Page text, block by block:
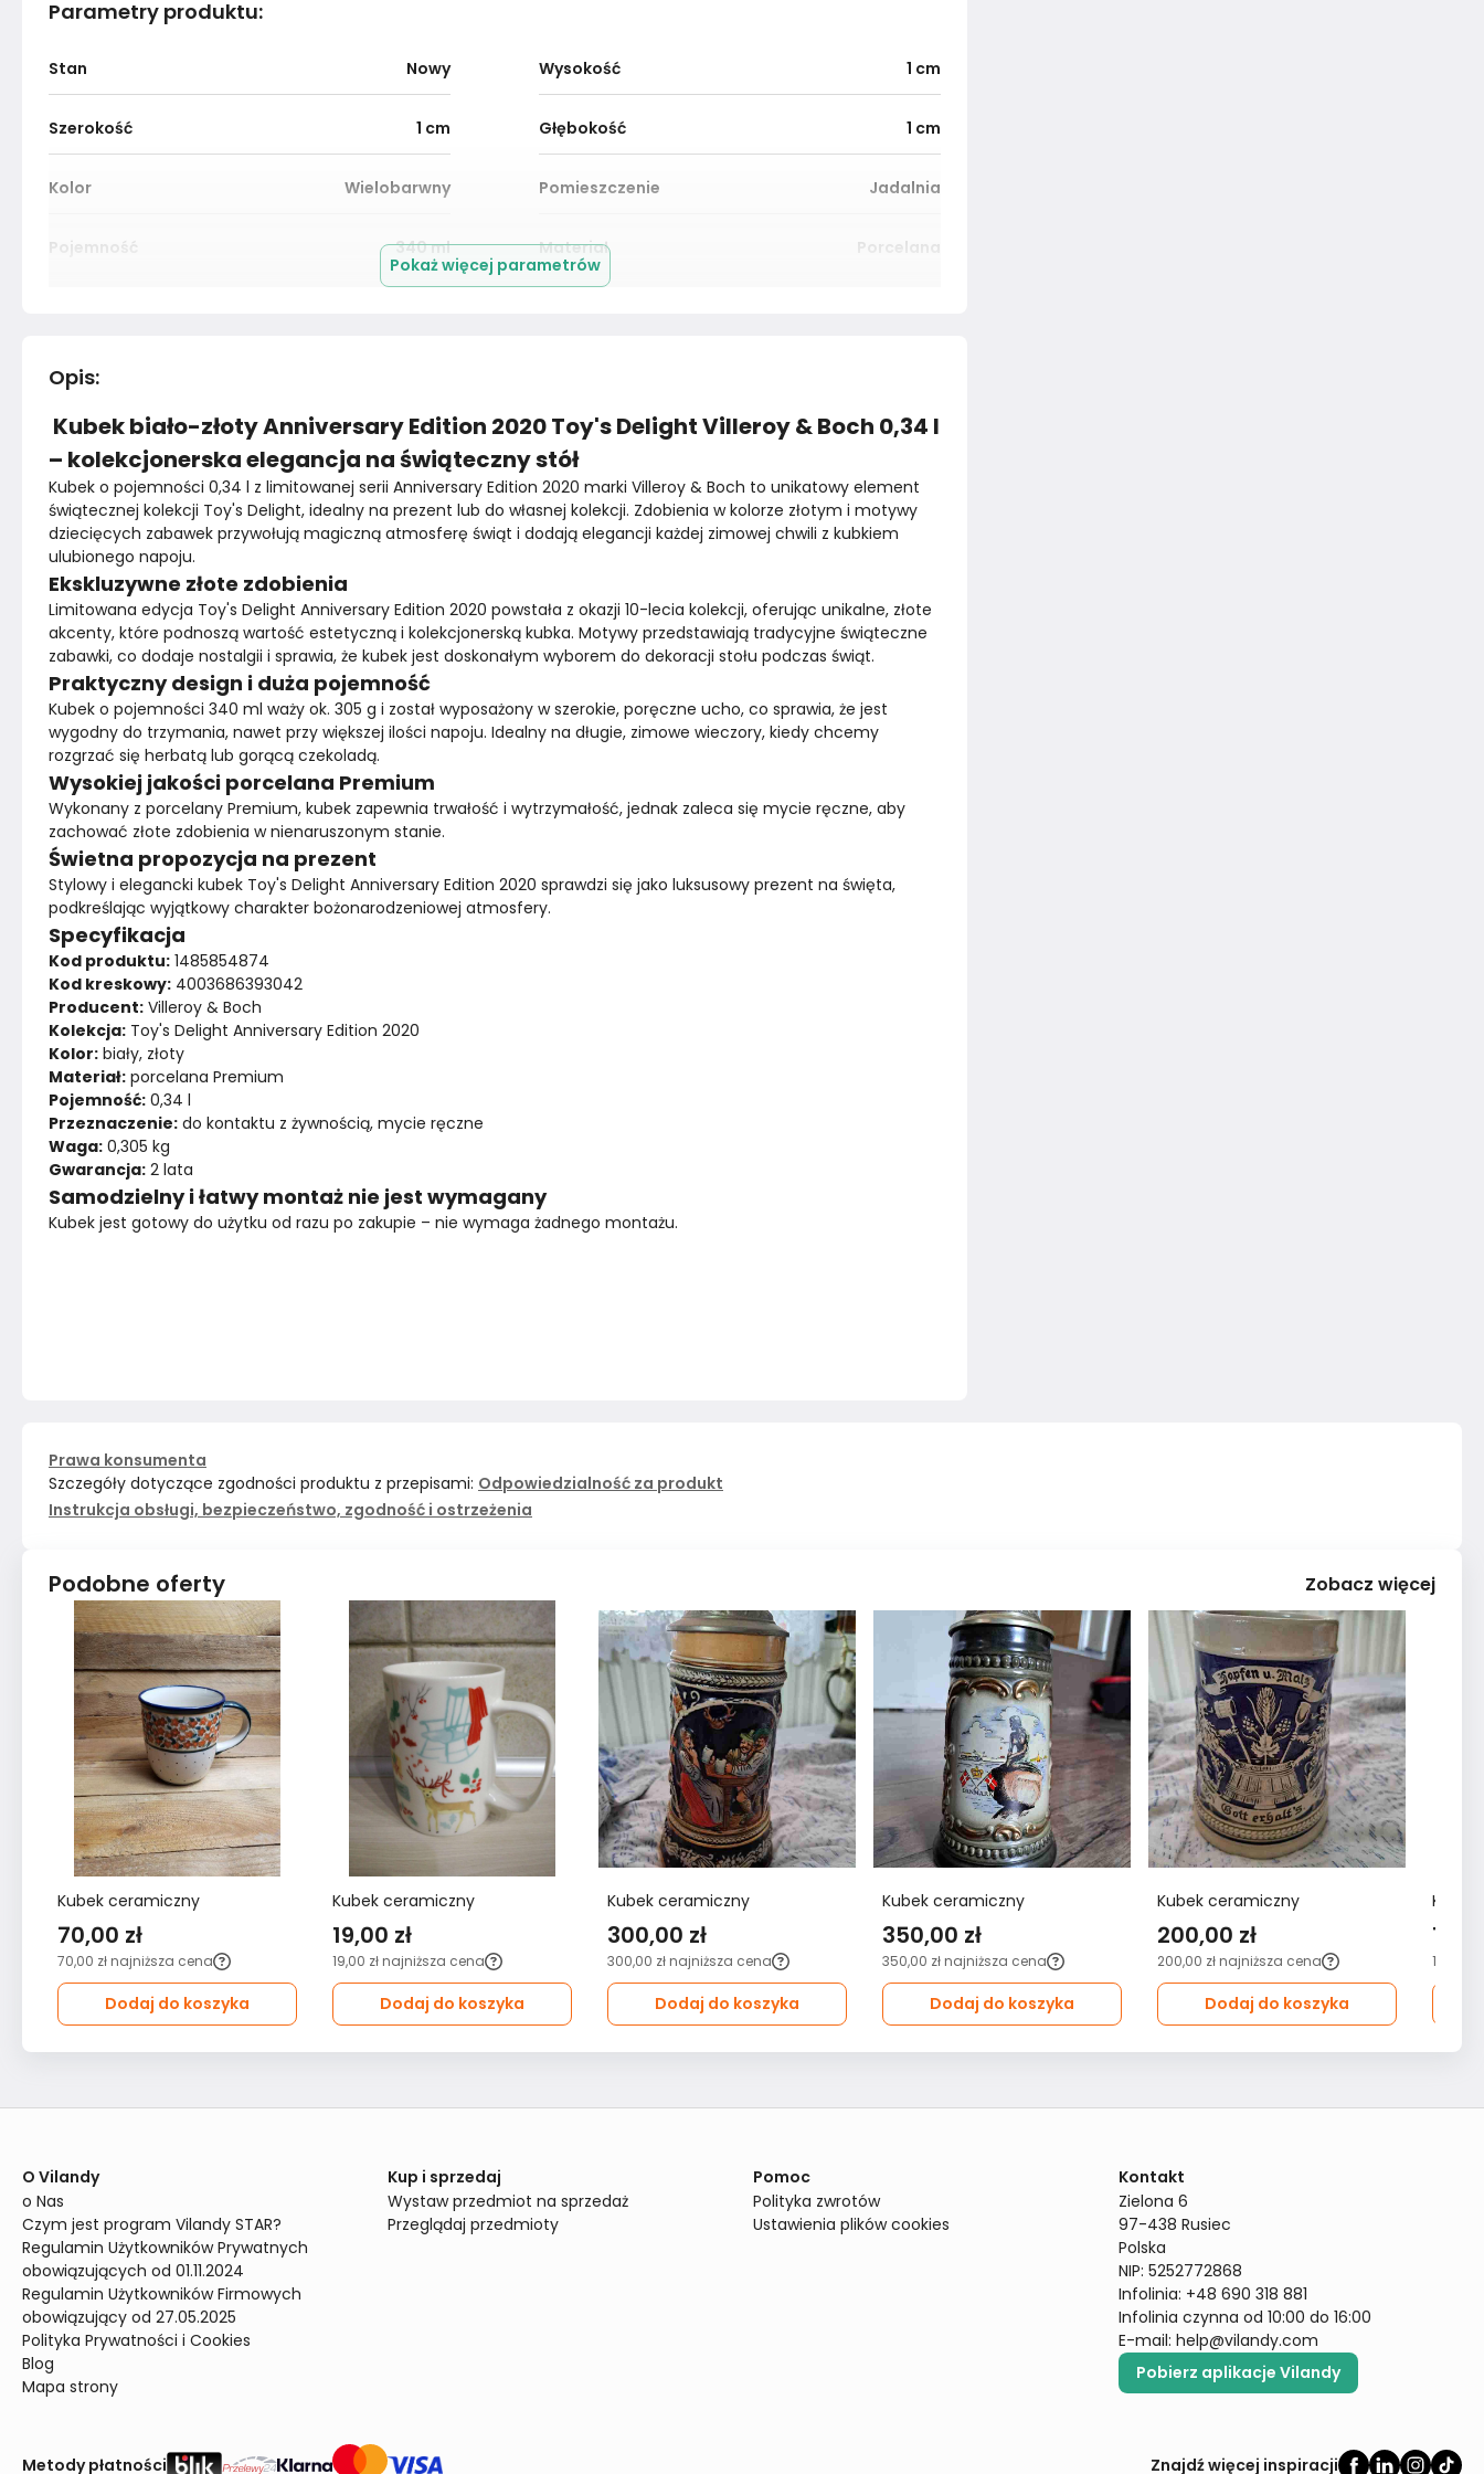
Parametry produktu:
Stan Nowy Wysokość 1 cm
Szerokość 1 cm Głębokość 1 cm
Kolor Wielobarwny Pomieszczenie Jadalnia
Pojemność 340ml Materiał Porcelana
Montaż
Pokaż więcej parametrów
Opis:
Kubek biało-złoty Anniversary Edition 2020 Toy's Delight Villeroy & Boch 0,34 l
– kolekcjonerska elegancja na świąteczny stół
Kubek o pojemności 0,34 l z limitowanej serii Anniversary Edition 2020 marki Villeroy & Boch to unikatowy element
świątecznej kolekcji Toy's Delight, idealny na prezent lub do własnej kolekcji. Zdobienia w kolorze złotym i motywy
dziecięcych zabawek przywołują magiczną atmosferę świąt i dodają elegancji każdej zimowej chwili z kubkiem
ulubionego napoju.
Ekskluzywne złote zdobienia
Limitowana edycja Toy's Delight Anniversary Edition 2020 powstała z okazji 10-lecia kolekcji, oferując unikalne, złote
akcenty, które podnoszą wartość estetyczną i kolekcjonerską kubka. Motywy przedstawiają tradycyjne świąteczne
zabawki, co dodaje nostalgii i sprawia, że kubek jest doskonałym wyborem do dekoracji stołu podczas świąt.
Praktyczny design i duża pojemność
Kubek o pojemności 340 ml waży ok. 305 g i został wyposażony w szerokie, poręczne ucho, co sprawia, że jest
wygodny do trzymania, nawet przy większej ilości napoju. Idealny na długie, zimowe wieczory, kiedy chcemy
rozgrzać się herbatą lub gorącą czekoladą.
Wysokiej jakości porcelana Premium
Wykonany z porcelany Premium, kubek zapewnia trwałość i wytrzymałość, jednak zaleca się mycie ręczne, aby
zachować złote zdobienia w nienaruszonym stanie.
Świetna propozycja na prezent
Stylowy i elegancki kubek Toy's Delight Anniversary Edition 2020 sprawdzi się jako luksusowy prezent na święta,
podkreślając wyjątkowy charakter bożonarodzeniowej atmosfery.
Specyfikacja
Kod produktu: 1485854874
Kod kreskowy: 4003686393042
Producent: Villeroy & Boch
Kolekcja: Toy's Delight Anniversary Edition 2020
Kolor: biały, złoty
Materiał: porcelana Premium
Pojemność: 0,34 l
Przeznaczenie: do kontaktu z żywnością, mycie ręczne
Waga: 0,305 kg
Gwarancja: 2 lata
Samodzielny i łatwy montaż nie jest wymagany
Kubek jest gotowy do użytku od razu po zakupie – nie wymaga żadnego montażu.
Prawa konsumenta
Szczegóły dotyczące zgodności produktu z przepisami: Odpowiedzialność za produkt
Instrukcja obsługi, bezpieczeństwo, zgodność i ostrzeżenia
Podobne oferty Zobacz więcej
Kubek ceramiczny
70,00 zł
70,00 zł najniższa cena
Dodaj do koszyka
Kubek ceramiczny
19,00 zł
19,00 zł najniższa cena
Dodaj do koszyka
Kubek ceramiczny
300,00 zł
300,00 zł najniższa cena
Dodaj do koszyka
Kubek ceramiczny
350,00 zł
350,00 zł najniższa cena
Dodaj do koszyka
Kubek ceramiczny
200,00 zł
200,00 zł najniższa cena
Dodaj do koszyka
10,00 zł
O Vilandy
o Nas
Czym jest program Vilandy STAR?
Regulamin Użytkowników Prywatnych
obowiązujących od 01.11.2024
Regulamin Użytkowników Firmowych
obowiązujący od 27.05.2025
Polityka Prywatności i Cookies
Blog
Mapa strony
Kup i sprzedaj
Wystaw przedmiot na sprzedaż
Przeglądaj przedmioty
Pomoc
Polityka zwrotów
Ustawienia plików cookies
Kontakt
Zielona 6
97-438 Rusiec
Polska
NIP: 5252772868
Infolinia: +48 690 318 881
Infolinia czynna od 10:00 do 16:00
E-mail: help@vilandy.com
Pobierz aplikacje Vilandy
Metody płatności Znajdź więcej inspiracji